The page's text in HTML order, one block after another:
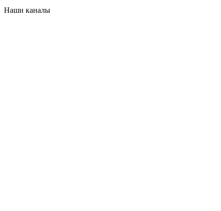
Наши каналы